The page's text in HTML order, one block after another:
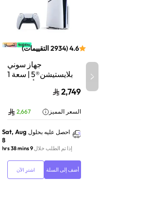
4.6
(
2934 التقييمات)
جهاز سوني
بلايستيشن®5 | سعة 1
السرعة للألعاب | تتبع
2116A01Y
2,749
السعر المميز 2,667
احصل عليه بحلول Sat, Aug
8
إذا تم الطلب خلال9 hrs 38 mins
أضف إلى السلة اشترِ الآن